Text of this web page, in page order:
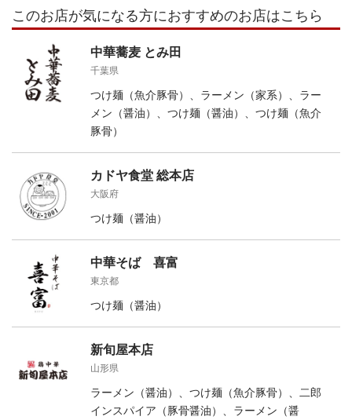
このお店が気になる方におすすめのお店はこちら
中華蕎麦 とみ田
千葉県
つけ麺（魚介豚骨）、ラーメン（家系）、ラー
メン（醤油）、つけ麺（醤油）、つけ麺（魚介
豚骨）
カドヤ食堂 総本店
大阪府
つけ麺（醤油）
中華そば 喜富
東京都
つけ麺（醤油）
新旬屋本店
山形県
ラーメン（醤油）、つけ麺（魚介豚骨）、二郎
インスパイア（豚骨醤油）、ラーメン（醤